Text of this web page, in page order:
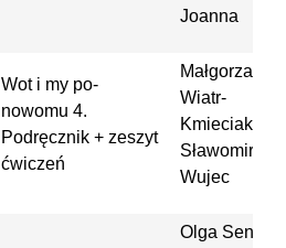
Joanna
Wot i my po-
nowomu 4.
Podręcznik + zeszyt
ćwiczeń
Małgorzata
Wiatr-
Kmieciak,
Sławomira
Wujec
Olga Seneta-